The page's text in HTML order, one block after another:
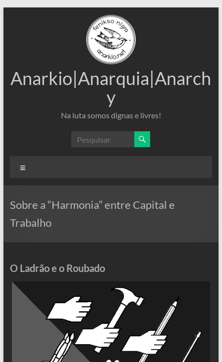
Anarkio|Anarquia|Anarch
y
Na luta somos dignas e livres!
Sobre a “Harmonia” entre Capital e
Trabalho
O Ladrão e o Roubado